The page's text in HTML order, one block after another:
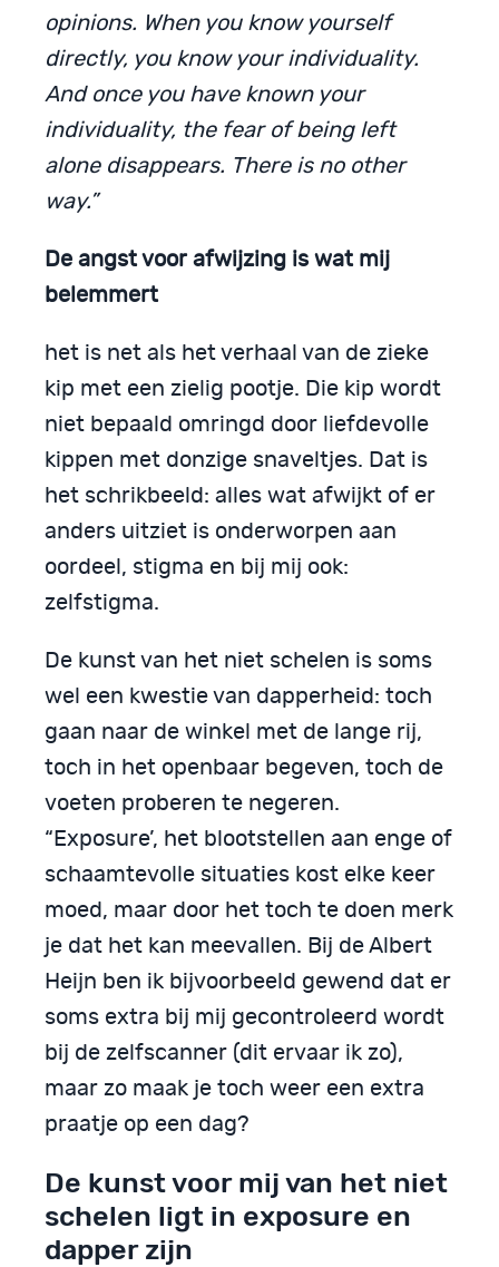
opinions. When you know yourself
directly, you know your individuality.
And once you have known your
individuality, the fear of being left
alone disappears. There is no other
way.”
De angst voor afwijzing is wat mij
belemmert
het is net als het verhaal van de zieke
kip met een zielig pootje. Die kip wordt
niet bepaald omringd door liefdevolle
kippen met donzige snaveltjes. Dat is
het schrikbeeld: alles wat afwijkt of er
anders uitziet is onderworpen aan
oordeel, stigma en bij mij ook:
zelfstigma.
De kunst van het niet schelen is soms
wel een kwestie van dapperheid: toch
gaan naar de winkel met de lange rij,
toch in het openbaar begeven, toch de
voeten proberen te negeren.
“Exposure’, het blootstellen aan enge of
schaamtevolle situaties kost elke keer
moed, maar door het toch te doen merk
je dat het kan meevallen. Bij de Albert
Heijn ben ik bijvoorbeeld gewend dat er
soms extra bij mij gecontroleerd wordt
bij de zelfscanner (dit ervaar ik zo),
maar zo maak je toch weer een extra
praatje op een dag?
De kunst voor mij van het niet
schelen ligt in exposure en
dapper zijn